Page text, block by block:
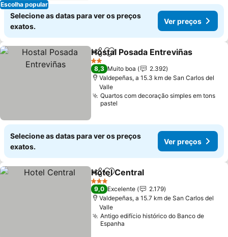
Escolha popular
Selecione as datas para ver os preços
exatos.
Ver preços
PartilharAdicionar aos favoritos
Hostal Posada Entreviñas
2 Estrelas
8,3 Muito boa
2.392
Valdepeñas, a 15.3 km de San Carlos del
Valle
Quartos com decoração simples em tons
pastel
Selecione as datas para ver os preços
exatos.
Ver preços
PartilharAdicionar aos favoritos
Hotel Central
3 Estrelas
9,0 Excelente
2.179
Valdepeñas, a 15.7 km de San Carlos del
Valle
Antigo edifício histórico do Banco de
Espanha